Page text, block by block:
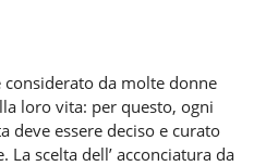
da molte donne
loro vita: per questo, ogni
deve essere deciso e curato
La scelta dell’ acconciatura da